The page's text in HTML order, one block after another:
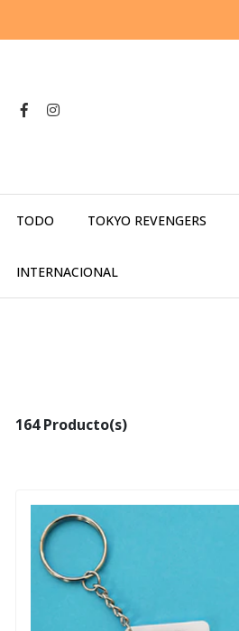
TODO TOKYO REVENGERS
INTERNACIONAL
164 Producto(s)